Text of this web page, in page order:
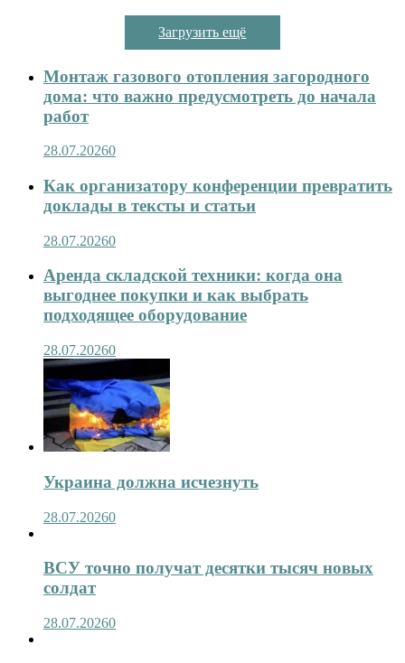
Загрузить ещё
Монтаж газового отопления загородного
дома: что важно предусмотреть до начала
работ
28.07.20260
Как организатору конференции превратить
доклады в тексты и статьи
28.07.20260
Аренда складской техники: когда она
выгоднее покупки и как выбрать
подходящее оборудование
28.07.20260
Украина должна исчезнуть
28.07.20260
ВСУ точно получат десятки тысяч новых
солдат
28.07.20260